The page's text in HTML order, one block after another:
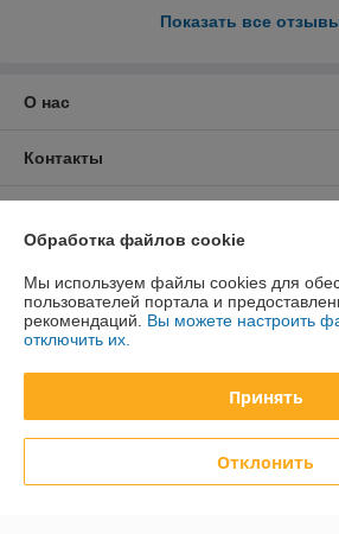
Показать все
О нас
Контакты
Полная версия сайта
Политика обработки cookies
Сайт создан на платформе Deal.by
Обработка файлов cookie
Мы используем файлы cookies для
пользователей портала и
рекомендаций. Вы можете настроить
отключить их.
Принять
Отклонить